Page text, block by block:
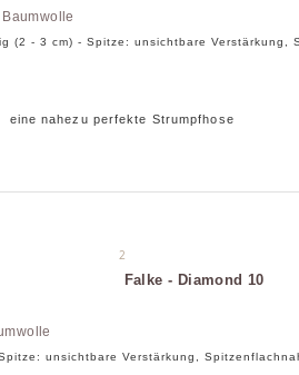
(2 - 3 cm) - Spitze: unsichtbare Verstärkung,
eine nahezu perfekte Strumpfhose
2
Falke - Diamond 10
unsichtbare Verstärkung,